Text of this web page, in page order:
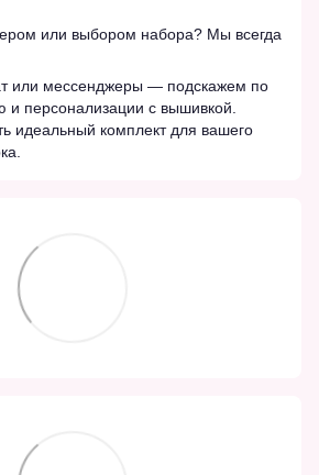
или выбором набора? Мы всегда
или мессенджеры — подскажем по
персонализации с вышивкой.
идеальный комплект для вашего